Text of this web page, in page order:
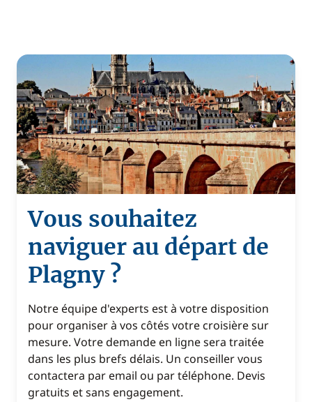
Vous souhaitez
naviguer au départ de
Plagny ?
Notre équipe d'experts est à votre disposition
pour organiser à vos côtés votre croisière sur
mesure. Votre demande en ligne sera traitée
dans les plus brefs délais. Un conseiller vous
contactera par email ou par téléphone. Devis
gratuits et sans engagement.